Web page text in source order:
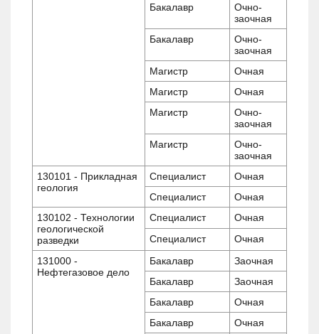
Бакалавр
Очно-
заочная
Бакалавр
Очно-
заочная
Магистр
Очная
Магистр
Очная
Магистр
Очно-
заочная
Магистр
Очно-
заочная
130101 - Прикладная
геология
Специалист
Очная
Специалист
Очная
130102 - Технологии
геологической
разведки
Специалист
Очная
Специалист
Очная
131000 -
Нефтегазовое дело
Бакалавр
Заочная
Бакалавр
Заочная
Бакалавр
Очная
Бакалавр
Очная